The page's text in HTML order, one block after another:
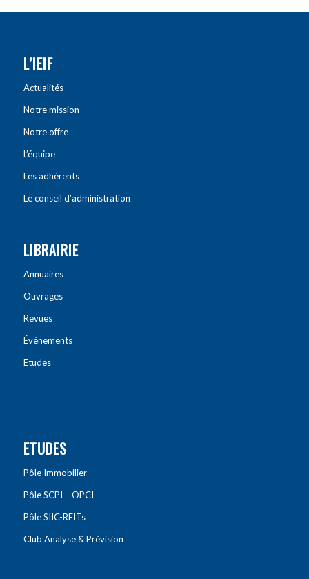
L’IEIF
Actualités
Notre mission
Notre offre
L’équipe
Les adhérents
Le conseil d’administration
LIBRAIRIE
Annuaires
Ouvrages
Revues
Évènements
Etudes
ETUDES
Pôle Immobilier
Pôle SCPI – OPCI
Pôle SIIC-REITs
Club Analyse & Prévision